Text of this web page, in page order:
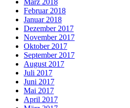
Februar 2018
Januar 2018
Dezember 2017
November 2017
Oktober 2017
September 2017
August 2017
Juli 2017
Juni 2017
Mai 2017
April 2017